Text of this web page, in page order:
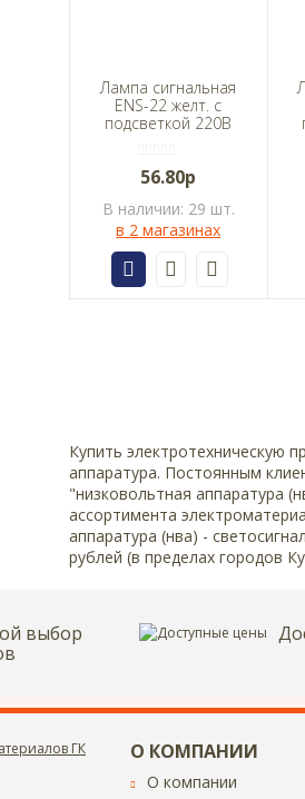
Лампа сигнальная
ENS-22 желт. с
подсветкой 220В
56.80р
В наличии: 29 шт.
в 2 магазинах
Купить электротехническую
аппаратура. Постоянным
"низковольтная аппаратура
ассортимента
аппаратура (нва) -
рублей (в пределах городов
выбор
О КОМПАНИИ
О компании